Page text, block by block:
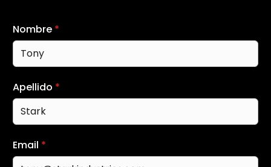
Nombre *
Apellido *
Email *